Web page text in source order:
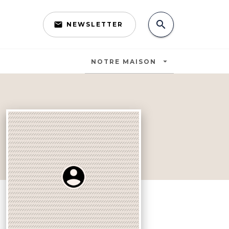
email NEWSLETTER search
NOTRE MAISON arrow_drop_down